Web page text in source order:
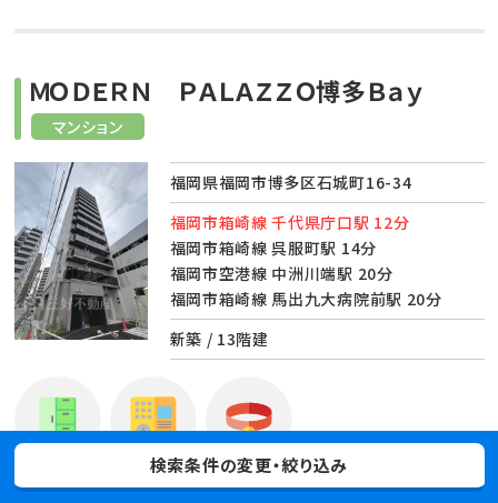
マンション
ＭＯＤＥＲＮ ＰＡＬＡＺＺＯ博多Ｂａｙ
福岡県福岡市博多区石城町16-34
福岡市箱崎線 千代県庁口駅 12分
福岡市箱崎線 呉服町駅 14分
福岡市空港線 中洲川端駅 20分
福岡市箱崎線 馬出九大病院前駅 20分
新築 / 13階建
検索条件の変更・絞り込み